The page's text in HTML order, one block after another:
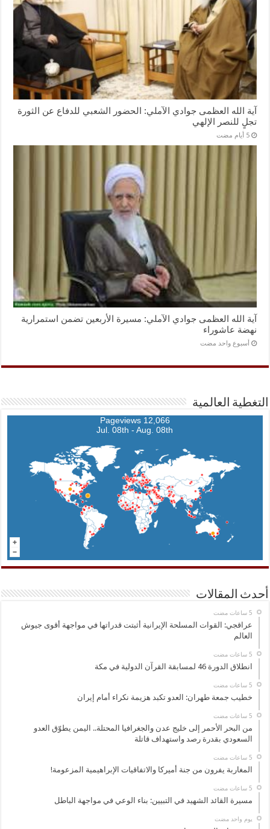
آية الله العظمى جوادي الآملي: الحضور الشعبي للدفاع عن الثورة
تجلٍ للنصر الإلهي
‏5 أيام مضت
آية الله العظمى جوادي الآملي: مسيرة الأربعين تضمن استمرارية
نهضة عاشوراء
‏أسبوع واحد مضت
التغطية العالمية
12,066 Pageviews
Jul. 08th - Aug. 08th
أحدث المقالات
عراقجي: القوات المسلحة الإيرانية أثبتت قدراتها في مواجهة أقوى جيوش
العالم
انطلاق الدورة 46 لمسابقة القرآن الدولية في مكة
خطيب جمعة طهران: العدو تكبد هزيمة نكراء أمام إيران
من البحر الأحمر إلى خليج عدن والجغرافيا المحتلة.. اليمن يطوّق العدو
السعودي بقدرة رصد واستهداف قاتلة
المغاربة يفرون من جنة أميركا والاتفاقيات الإبراهيمية المزعومة!
مسيرة القائد الشهيد في التبيين: بناء الوعي في مواجهة الباطل
‏يوم واحد مضت